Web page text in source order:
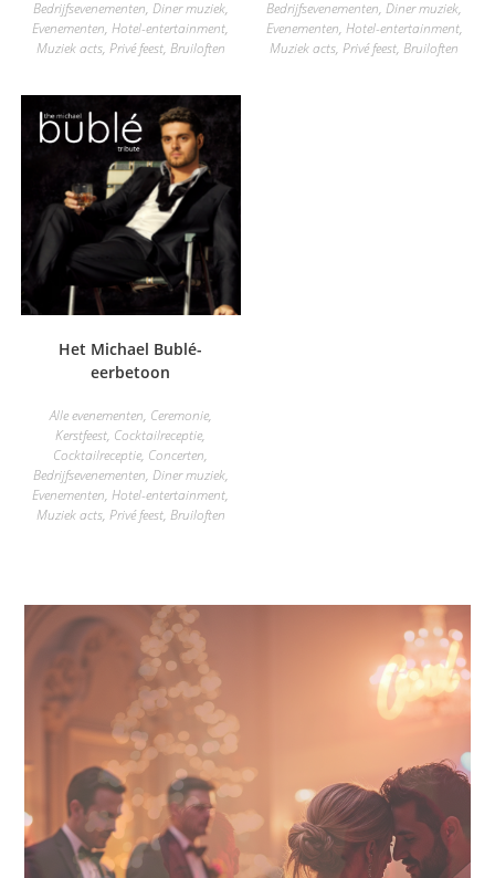
Bedrijfsevenementen, Diner muziek,
Evenementen,Hotel-entertainment,
Muziek acts, Privé feest, Bruiloften
Bedrijfsevenementen,Diner muziek,
Evenementen, Hotel-entertainment,
Muziek acts,Privé feest,Bruiloften
Het Michael Bublé-
eerbetoon
Alle evenementen, Ceremonie,
Kerstfeest, Cocktailreceptie,
Cocktailreceptie, Concerten,
Bedrijfsevenementen, Diner muziek,
Evenementen,Hotel-entertainment,
Muziek acts, Privé feest, Bruiloften